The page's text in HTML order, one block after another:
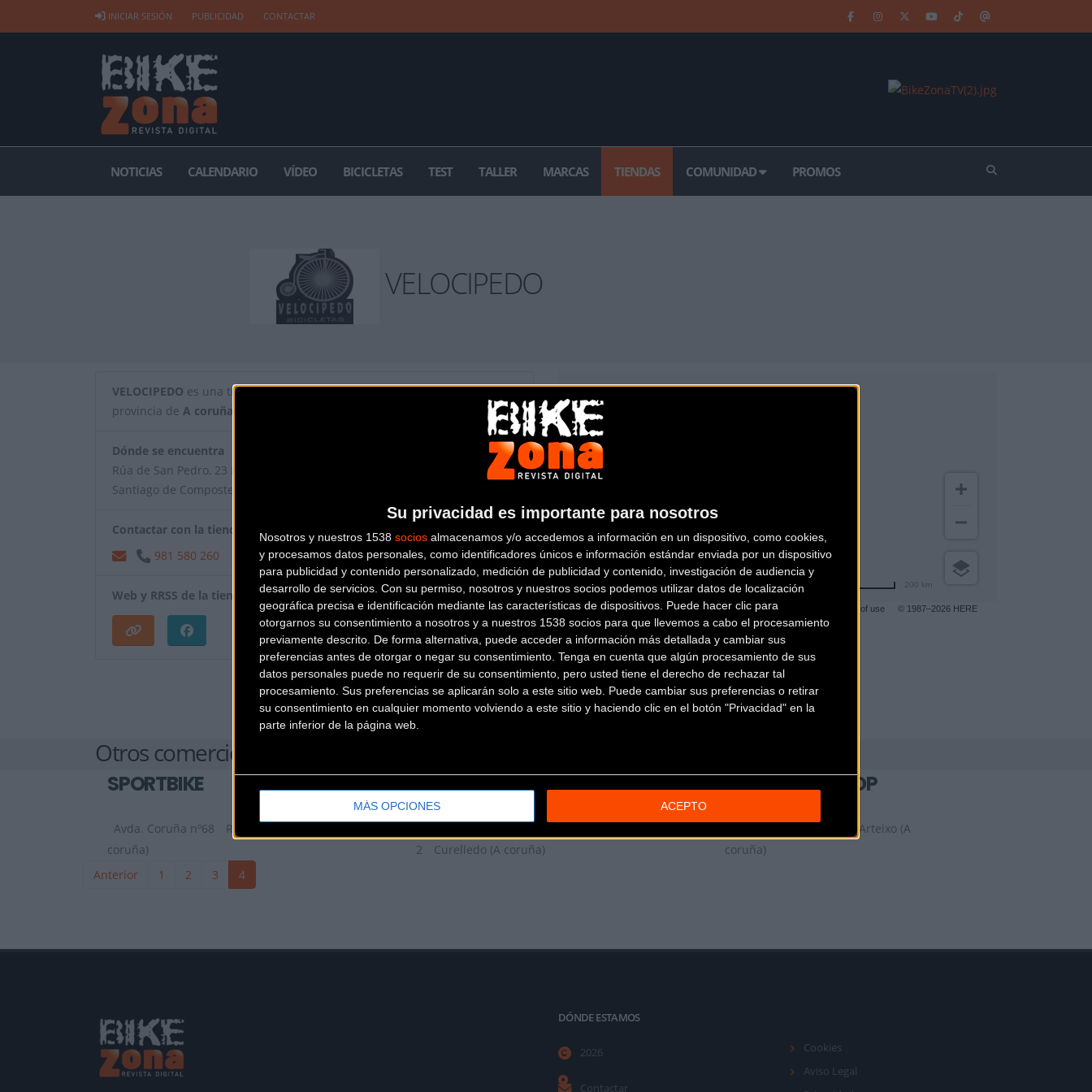
Su privacidad es importante para nosotros
Nosotros y nuestros 1538 socios almacenamos y/o accedemos a información en un dispositivo, como cookies,
y procesamos datos personales, como identificadores únicos e información estándar enviada por un dispositivo
para publicidad y contenido personalizado, medición de publicidad y contenido, investigación de audiencia y
desarrollo de servicios. Con su permiso, nosotros y nuestros socios podemos utilizar datos de localización
geográfica precisa e identificación mediante las características de dispositivos. Puede hacer clic para
otorgarnos su consentimiento a nosotros y a nuestros 1538 socios para que llevemos a cabo el procesamiento
previamente descrito. De forma alternativa, puede acceder a información más detallada y cambiar sus
preferencias antes de otorgar o negar su consentimiento. Tenga en cuenta que algún procesamiento de sus
datos personales puede no requerir de su consentimiento, pero usted tiene el derecho de rechazar tal
procesamiento. Sus preferencias se aplicarán solo a este sitio web. Puede cambiar sus preferencias o retirar
su consentimiento en cualquier momento volviendo a este sitio y haciendo clic en el botón "Privacidad" en la
parte inferior de la página web.
MÁS OPCIONES ACEPTO
INICIAR SESIÓN PUBLICIDAD CONTACTAR
NOTICIAS CALENDARIO VÍDEO BICICLETAS TEST TALLER MARCAS TIENDAS COMUNIDAD PROMOS
VELOCIPEDO
VELOCIPEDO es una tienda de bicicletas y artículos ciclistas situada en la
provincia de A coruña
Dónde se encuentra
Rúa de San Pedro, 23 Bajo 15703
Santiago de Compostela (A coruña).
Contactar con la tienda
981 580 260
Web y RRSS de la tienda
Terms of use © 1987–2026 HERE
200 km
¿Eres el propietario de esta tienda? Descubre cómohacerte tienda Premium para llegar a más clientes
Otros comercios
SPORTBIKE
Avda. Coruña nº68
Ribeira (A
coruña)
TRIAL BICI CORUÑA
2
Curelledo (A coruña)
UNIÓN BIKE SHOP
Arteixo (A
coruña)
Anterior
1 2 3 4
DÓNDE ESTAMOS
2026
Contactar
Cookies
Aviso Legal